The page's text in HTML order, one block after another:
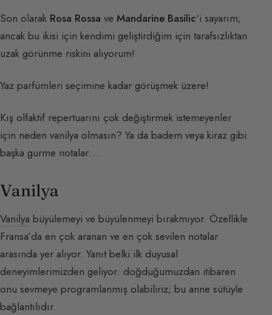
Son olarak Rosa Rossa ve Mandarine Basilic‘i sayarım;
ancak bu ikisi için kendimi geliştirdiğim için tarafsızlıktan
uzak görünme riskini alıyorum!
Yaz parfümleri seçimine kadar görüşmek üzere!
Kış olfaktif repertuarını çok değiştirmek istemeyenler
için neden vanilya olmasın? Ya da badem veya kiraz gibi
başka gurme notalar…
Vanilya
Vanilya büyülemeyi ve büyülenmeyi bırakmıyor. Özellikle
Fransa’da en çok aranan ve en çok sevilen notalar
arasında yer alıyor. Yanıt belki ilk duyusal
deneyimlerimizden geliyor: doğduğumuzdan itibaren
onu sevmeye programlanmış olabiliriz; bu anne sütüyle
bağlantılıdır.